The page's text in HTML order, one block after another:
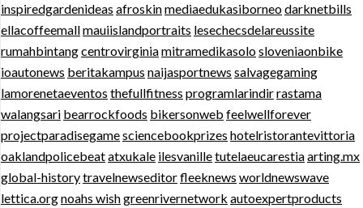
inspiredgardenideas afroskinmediaedukasiborneodarknetbills
ellacoffeemallmauiislandportraits lesechecsdelareussite
rumahbintangcentrovirginiamitramedikasolosloveniaonbike
ioautonews beritakampus naijasportnews salvagegaming
lamorenetaeventos thefullfitness programlarindirrastama
walangsari bearrockfoods bikersonweb feelwellforever
projectparadisegamesciencebookprizes hotelristorantevittoria
oaklandpolicebeatatxukale ilesvanilletutelaeucarestiaarting.mx
global-historytravelnewseditorfleeknews worldnewswave
lettica.orgnoahs wishgreenrivernetwork autoexpertproducts